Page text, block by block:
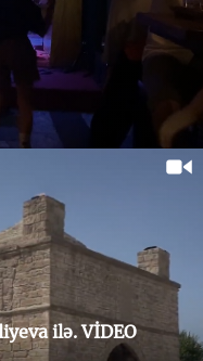
ilə. VİDEO